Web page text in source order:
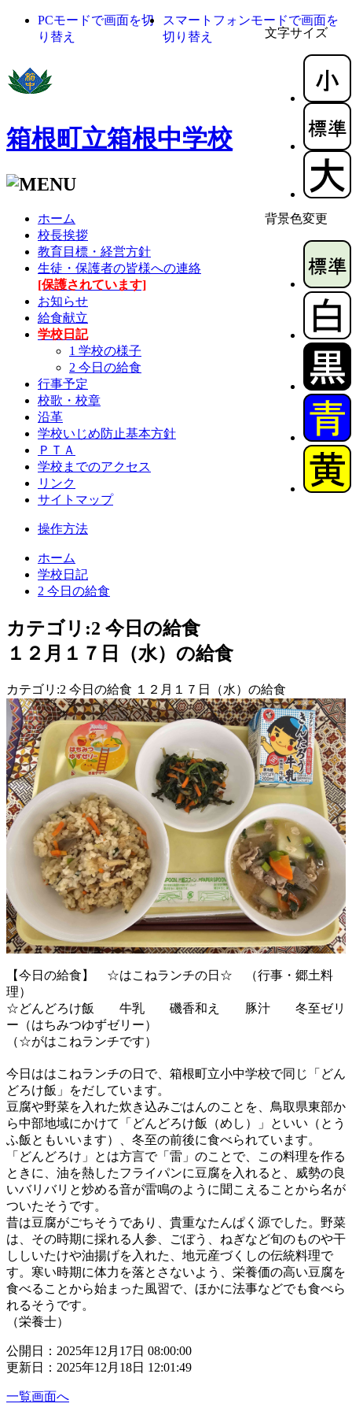
文字サイズ
背景色変更
PCモードで画面を切
り替え
スマートフォンモードで画面を
切り替え
箱根町立箱根中学校
ホーム
校長挨拶
教育目標・経営方針
生徒・保護者の皆様への連絡
[保護されています]
お知らせ
給食献立
学校日記
1 学校の様子
2 今日の給食
行事予定
校歌・校章
沿革
学校いじめ防止基本方針
ＰＴＡ
学校までのアクセス
リンク
サイトマップ
操作方法
ホーム
学校日記
2 今日の給食
カテゴリ:2 今日の給食
１２月１７日（水）の給食
カテゴリ:2 今日の給食 １２月１７日（水）の給食
【今日の給食】 ☆はこねランチの日☆ （行事・郷土料
理）
☆どんどろけ飯 牛乳 磯香和え 豚汁 冬至ゼリ
ー（はちみつゆずゼリー）
（☆がはこねランチです）
今日ははこねランチの日で、箱根町立小中学校で同じ「どん
どろけ飯」をだしています。
豆腐や野菜を入れた炊き込みごはんのことを、鳥取県東部か
ら中部地域にかけて「どんどろけ飯（めし）」といい（とう
ふ飯ともいいます）、冬至の前後に食べられています。
「どんどろけ」とは方言で「雷」のことで、この料理を作る
ときに、油を熱したフライパンに豆腐を入れると、威勢の良
いバリバリと炒める音が雷鳴のように聞こえることから名が
ついたそうです。
昔は豆腐がごちそうであり、貴重なたんぱく源でした。野菜
は、その時期に採れる人参、ごぼう、ねぎなど旬のものや干
ししいたけや油揚げを入れた、地元産づくしの伝統料理で
す。寒い時期に体力を落とさないよう、栄養価の高い豆腐を
食べることから始まった風習で、ほかに法事などでも食べら
れるそうです。
（栄養士）
公開日：2025年12月17日 08:00:00
更新日：2025年12月18日 12:01:49
一覧画面へ